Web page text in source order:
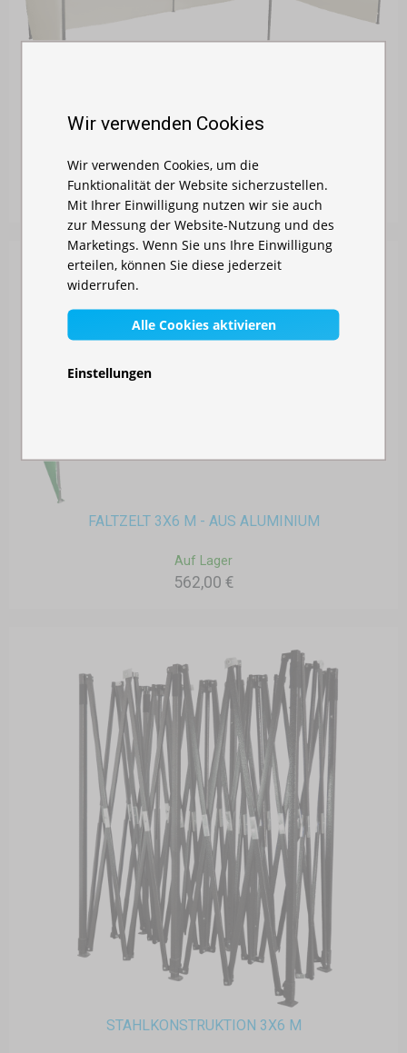
FALTZELT 3X6 M - AUS STAHL
Auf Lager
337,00 €
FALTZELT 3X6 M - AUS ALUMINIUM
Auf Lager
562,00 €
STAHLKONSTRUKTION 3X6 M
Wir verwenden Cookies
Wir verwenden Cookies, um die
Funktionalität der Website sicherzustellen.
Mit Ihrer Einwilligung nutzen wir sie auch
zur Messung der Website-Nutzung und des
Marketings. Wenn Sie uns Ihre Einwilligung
erteilen, können Sie diese jederzeit
widerrufen.
Alle Cookies aktivieren
Einstellungen